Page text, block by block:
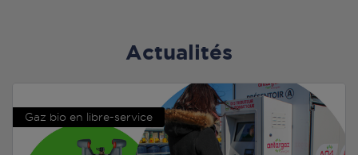
Actualités
Gaz bio en libre-service